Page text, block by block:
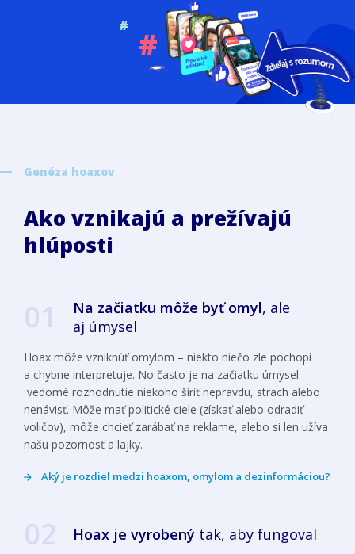
# #
Genéza hoaxov
Ako vznikajú a prežívajú
hlúposti
01 Na začiatku môže byť omyl, ale
aj úmysel
Hoax môže vzniknúť omylom – niekto niečo zle pochopí
a chybne interpretuje. No často je na začiatku úmysel –
vedomé rozhodnutie niekoho šíriť nepravdu, strach alebo
nenávisť. Môže mať politické ciele (získať alebo odradiť
voličov), môže chcieť zarábať na reklame, alebo si len užíva
našu pozornosť a lajky.
Aký je rozdiel medzi hoaxom, omylom a dezinformáciou?
02 Hoax je vyrobený tak, aby fungoval